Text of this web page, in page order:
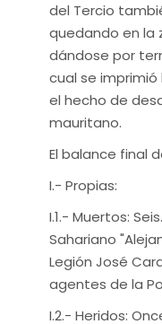
del Tercio
quedando en la
dándose por
cual se
el hecho de
mauritano.
El balance final
I.- Propias:
I.1.- Muertos:
Sahariano
Legión José
agentes de la
I.2.- Heridos: